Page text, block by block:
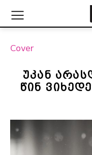
Cover
უკან
წინ